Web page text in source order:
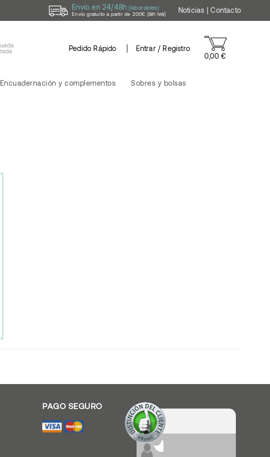
Envío en 24/48h (laborables)
Envío gratuito a partir de 200€ (sin iva) Noticias |Contacto
0,00 €
Entrar / Registro
Pedido Rápido
Encuadernación y complementos Sobres y bolsas
Valoración De Clientes